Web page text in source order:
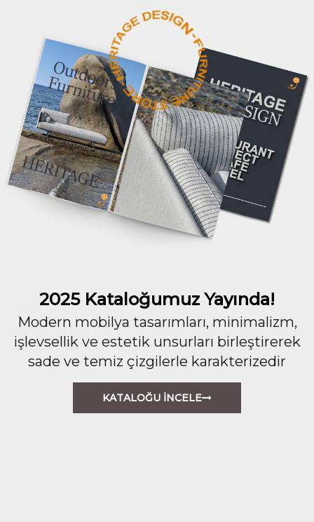
2025 Kataloğumuz Yayında!
Modern mobilya tasarımları, minimalizm,
işlevsellik ve estetik unsurları birleştirerek
sade ve temiz çizgilerle karakterizedir
KATALOĞU İNCELE